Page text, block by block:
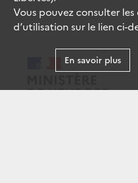
Vous pouvez consulter
d’utilisation sur le lien ci-
En savoir plus